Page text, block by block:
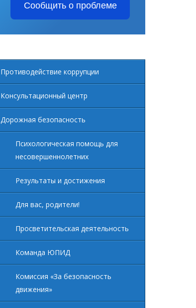
Сообщить о проблеме
Противодействие коррупции
Консультационный центр
Дорожная безопасность
Психологическая помощь для
несовершеннолетних
Результаты и достижения
Для вас, родители!
Просветительская деятельность
Команда ЮПИД
Комиссия «За безопасность
движения»